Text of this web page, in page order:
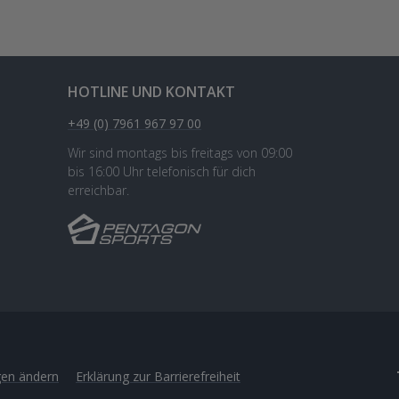
HOTLINE UND KONTAKT
+49 (0) 7961 967 97 00
Wir sind montags bis freitags von 09:00
bis 16:00 Uhr telefonisch für dich
erreichbar.
ändern Erklärung zur Barrierefreiheit